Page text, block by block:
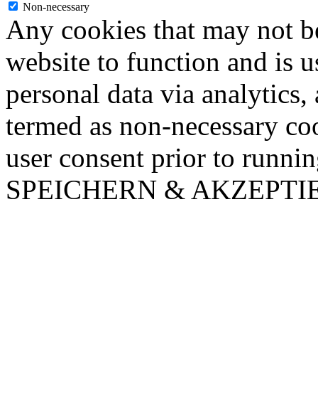
Non-necessary
Any cookies that may not
website to function and is
personal data via analytics,
termed as non-necessary
user consent prior to
SPEICHERN &